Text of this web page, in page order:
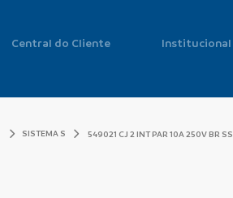
Central do Cliente Institucional
SISTEMA S 549021 CJ 2 INT PAR 10A 250V BR SS